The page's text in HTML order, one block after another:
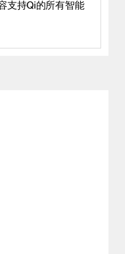
支持Qi的所有智能
杯架。此外，汽车
排座椅的下翻式中
手控制台两侧储物